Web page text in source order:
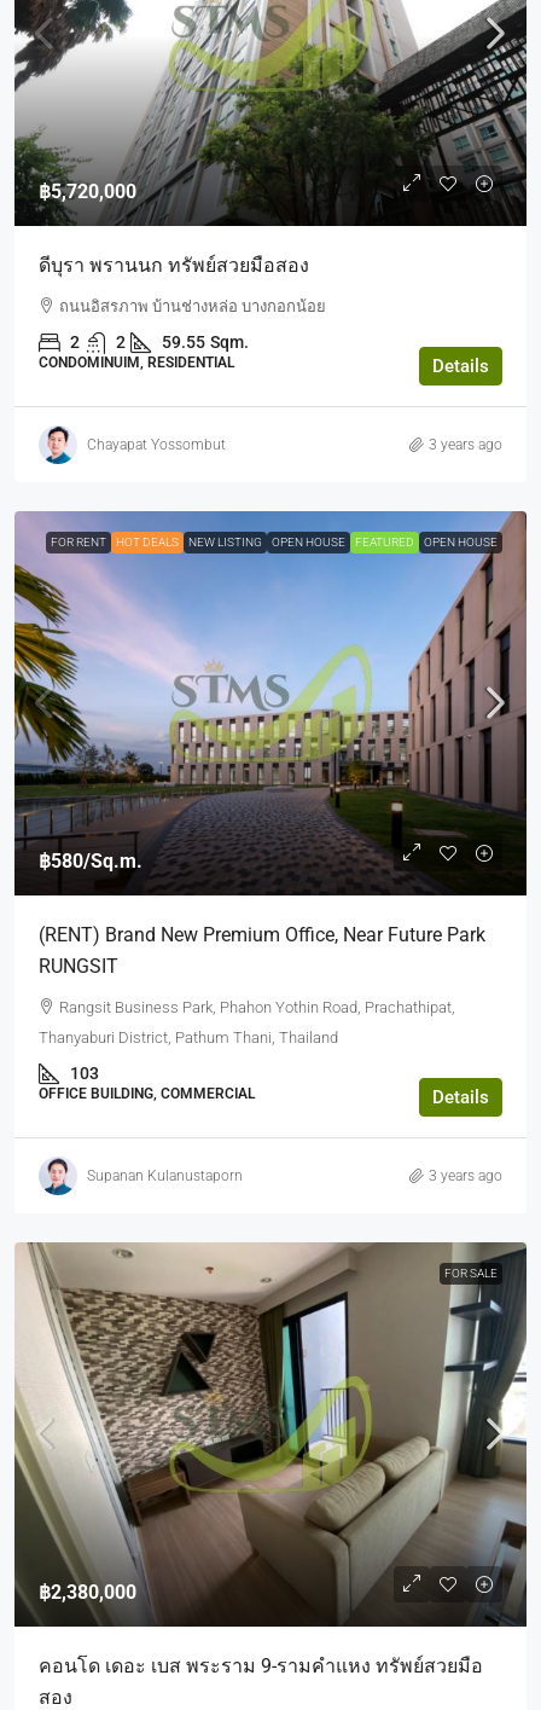
฿5,720,000
ดีบุรา พรานนก ทรัพย์สวยมือสอง
ถนนอิสรภาพ บ้านช่างหล่อ บางกอกน้อย
2 2 59.55 Sqm.
CONDOMINUIM, RESIDENTIAL Details
Chayapat Yossombut 3 years ago
FOR RENT HOT DEALS NEW LISTING OPEN HOUSE FEATURED OPEN HOUSE
฿580/Sq.m.
(RENT) Brand New Premium Office, Near Future Park
RUNGSIT
Rangsit Business Park, Phahon Yothin Road, Prachathipat,
Thanyaburi District, Pathum Thani, Thailand
103
OFFICE BUILDING, COMMERCIAL Details
Supanan Kulanustaporn 3 years ago
FOR SALE
฿2,380,000
คอนโด เดอะ เบส พระราม 9-รามคำแหง ทรัพย์สวยมือ
สอง